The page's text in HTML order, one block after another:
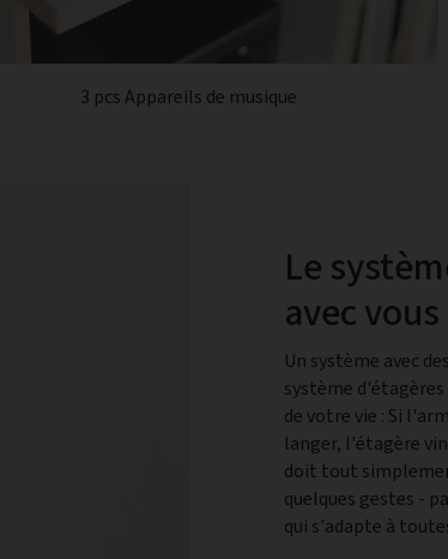
3 pcs Appareils de musique
Le
avec vous
Un système avec
système
de votre vie : Si
langer, l'étagère
doit tout
quelques gestes -
qui s'adapte à